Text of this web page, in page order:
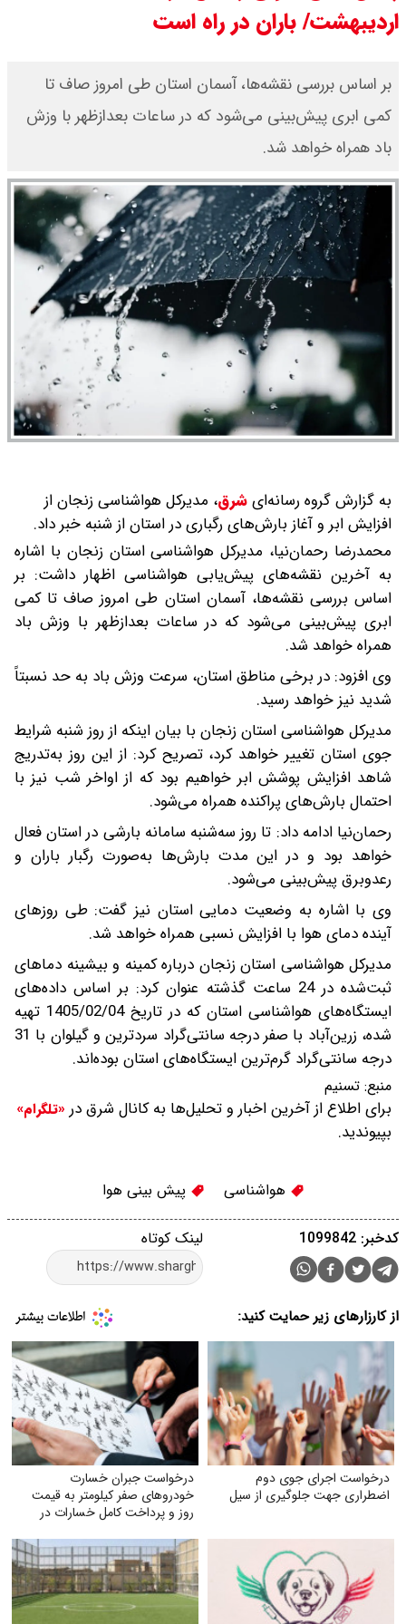
برتر می رسد ؟
سی ان ان گزارش داد : ترامپ ۲ سنگر
سنتی جمهوری‌خواهان را از دست می
بنزین برای دولت چقدر تمام می شود؟
یک ادعا: برخی مالکان اجاره بها را ۶۰
درصد افزایش می دهند
اردیبهشت/ باران در راه است
بر اساس بررسی نقشه‌ها، آسمان استان طی امروز صاف تا
کمی ابری پیش‌بینی می‌شود که در ساعات بعدازظهر با وزش
باد همراه خواهد شد.
به گزارش گروه رسانه‌ایشرق، مدیرکل هواشناسی زنجان از
افزایش ابر و آغاز بارش‌های رگباری در استان از شنبه خبر داد.
محمدرضا رحمان‌نیا، مدیرکل هواشناسی استان زنجان با اشاره
به آخرین نقشه‌های پیش‌یابی هواشناسی اظهار داشت: بر
اساس بررسی نقشه‌ها، آسمان استان طی امروز صاف تا کمی
ابری پیش‌بینی می‌شود که در ساعات بعدازظهر با وزش باد
همراه خواهد شد.
وی افزود: در برخی مناطق استان، سرعت وزش باد به حد نسبتاً
شدید نیز خواهد رسید.
مدیرکل هواشناسی استان زنجان با بیان اینکه از روز شنبه شرایط
جوی استان تغییر خواهد کرد، تصریح کرد: از این روز به‌تدریج
شاهد افزایش پوشش ابر خواهیم بود که از اواخر شب نیز با
احتمال بارش‌های پراکنده همراه می‌شود.
رحمان‌نیا ادامه داد: تا روز سه‌شنبه سامانه بارشی در استان فعال
خواهد بود و در این مدت بارش‌ها به‌صورت رگبار باران و
رعدوبرق پیش‌بینی می‌شود.
وی با اشاره به وضعیت دمایی استان نیز گفت: طی روزهای
آینده دمای هوا با افزایش نسبی همراه خواهد شد.
مدیرکل هواشناسی استان زنجان درباره کمینه و بیشینه دماهای
ثبت‌شده در 24 ساعت گذشته عنوان کرد: بر اساس داده‌های
ایستگاه‌های هواشناسی استان که در تاریخ 1405/02/04 تهیه
شده، زرین‌آباد با صفر درجه سانتی‌گراد سردترین و گیلوان با 31
درجه سانتی‌گراد گرم‌ترین ایستگاه‌های استان بوده‌اند.
منبع: تسنیم
برای اطلاع از آخرین اخبار و تحلیل‌ها به کانال شرق در «تلگرام»
بپیوندید.
هواشناسی پیش بینی هوا
لینک کوتاه کدخبر: 1099842
از کارزارهای زیر حمایت کنید:
درخواست اجرای جوی دوم
اضطراری جهت جلوگیری از سیل
درخواست جبران خسارت
خودروهای صفر کیلومتر به قیمت
روز و پرداخت کامل خسارات در